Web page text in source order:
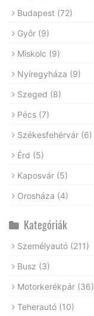
Budapest (72)
Győr (9)
Miskolc (9)
Nyíregyháza (9)
Szeged (8)
Pécs (7)
Székesfehérvár (6)
Érd (5)
Kaposvár (5)
Orosháza (4)
Kategóriák
Személyautó (211)
Busz (3)
Motorkerékpár (36)
Teherautó (10)